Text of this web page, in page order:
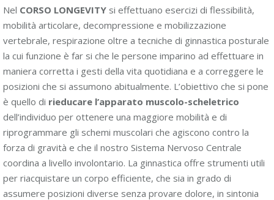
Nel CORSO LONGEVITY si effettuano esercizi di flessibilità,
mobilità articolare, decompressione e mobilizzazione
vertebrale, respirazione oltre a tecniche di ginnastica posturale
la cui funzione è far si che le persone imparino ad effettuare in
maniera corretta i gesti della vita quotidiana e a correggere le
posizioni che si assumono abitualmente. L’obiettivo che si pone
è quello di rieducare l’apparato muscolo-scheletrico
dell’individuo per ottenere una maggiore mobilità e di
riprogrammare gli schemi muscolari che agiscono contro la
forza di gravità e che il nostro Sistema Nervoso Centrale
coordina a livello involontario. La ginnastica offre strumenti utili
per riacquistare un corpo efficiente, che sia in grado di
assumere posizioni diverse senza provare dolore, in sintonia